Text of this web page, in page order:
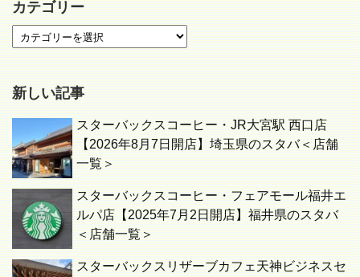
カテゴリー
新しい記事
スターバックスコーヒー・JR大宮駅 西口店
【2026年8月7日開店】埼玉県のスタバ＜店舗
一覧＞
スターバックスコーヒー・フェアモール福井エ
ルパ店【2025年7月2日開店】福井県のスタバ
＜店舗一覧＞
スターバックスリザーブカフェ天神ビジネスセ